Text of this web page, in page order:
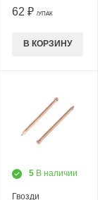
62 ₽ /УПАК
В КОРЗИНУ
5 В наличии
Гвозди